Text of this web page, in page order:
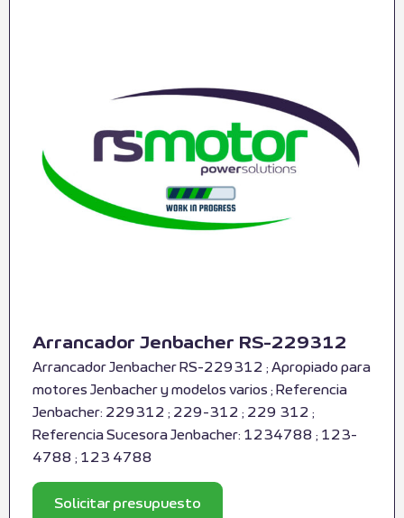
Arrancador Jenbacher RS-229312
Arrancador Jenbacher RS-229312 ; Apropiado para
motores Jenbacher y modelos varios ; Referencia
Jenbacher: 229312 ; 229-312 ; 229 312 ;
Referencia Sucesora Jenbacher: 1234788 ; 123-
4788 ; 123 4788
Solicitar presupuesto